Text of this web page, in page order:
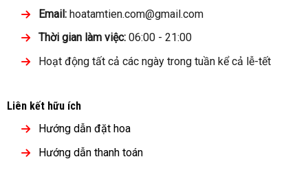
Email: hoatamtien.com@gmail.com
Thời gian làm việc:06:00 - 21:00
Hoạt động tất cả các ngày trong tuần kể cả lễ-tết
Liên kết hữu ích
Hướng dẫn đặt hoa
Hướng dẫn thanh toán